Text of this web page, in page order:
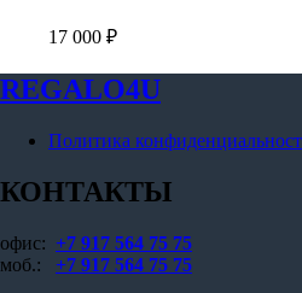
17 000 ₽
REGALO4U
Политика
КОНТАКТЫ
офис: +7 917 564 75 75
моб.: +7 917 564 75 75